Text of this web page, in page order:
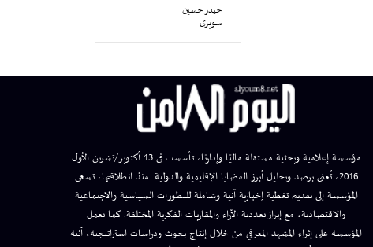
حيدر حسين
سويري
مؤسسة إعلامية وبحثية مستقلة ماليًا وإداريًا، تأسست في 13 أكتوبر/تشرين الأول
2016، تُعنى برصد وتحليل أبرز القضايا الإقليمية والدولية. منذ انطلاقتها، تسعى
المؤسسة إلى تقديم تغطية إخبارية آنية وشاملة للتطورات السياسية والاجتماعية
والاقتصادية، مع إبراز تعددية الآراء والمقاربات الفكرية المختلفة. كما تعمل
المؤسسة على إثراء المشهد المعرفي من خلال إنتاج بحوث ودراسات استراتيجية، آنية